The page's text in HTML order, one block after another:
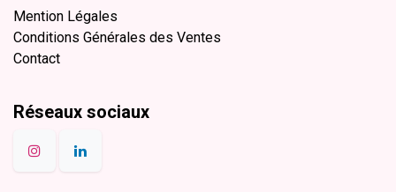
Mention Légales
Conditions Générales des Ventes
Contact
Réseaux sociaux